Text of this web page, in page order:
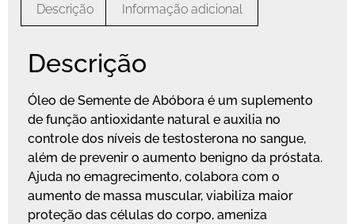
Descrição Informação adicional
Descrição
Óleo de Semente de Abóbora é um suplemento
de função antioxidante natural e auxilia no
controle dos níveis de testosterona no sangue,
além de prevenir o aumento benigno da próstata.
Ajuda no emagrecimento, colabora com o
aumento de massa muscular, viabiliza maior
proteção das células do corpo, ameniza